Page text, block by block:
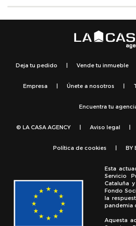
Deja tu pedido | Vende tu inmueble
Empresa | Únete a nosotros |
Encuentra tu
© LA CASA AGENCY | Aviso legal |
Política de cookies | BY
Esta
Servicio
Cataluña
Fondo
la
pandemia
Aquesta